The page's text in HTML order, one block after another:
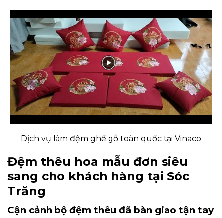
Dịch vụ làm đệm ghế gỗ toàn quốc tại Vinaco
Đệm thêu hoa mẫu đơn siêu
sang cho khách hàng tại Sóc
Trăng
Cận cảnh bộ đệm thêu đã bàn giao tận tay